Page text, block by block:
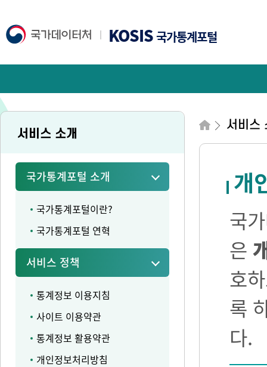
KOSIS국가통계포털
서비스 소개
국가통계포털 소개
국가통계포털이란?
국가통계포털 연혁
서비스 정책
통계정보 이용지침
사이트 이용약관
통계정보 활용약관
개인정보처리방침
서비스
개
국
은
호
록
다.